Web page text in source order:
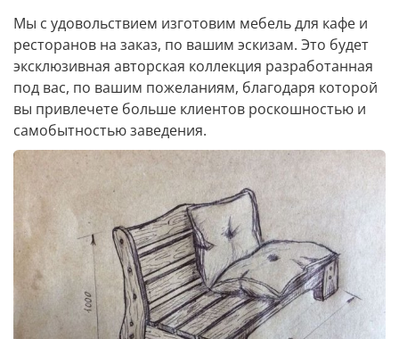
Мы с удовольствием изготовим мебель для кафе и
ресторанов на заказ, по вашим эскизам. Это будет
эксклюзивная авторская коллекция разработанная
под вас, по вашим пожеланиям, благодаря которой
вы привлечете больше клиентов роскошностью и
самобытностью заведения.